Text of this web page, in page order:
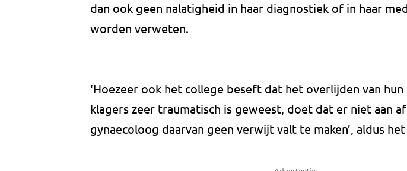
dan ook geen nalatigheid in haar diagnostiek of in haar
worden verweten.
‘Hoezeer ook het college beseft dat het overlijden van
klagers zeer traumatisch is geweest, doet dat er niet aan
gynaecoloog daarvan geen verwijt valt te maken’, aldus